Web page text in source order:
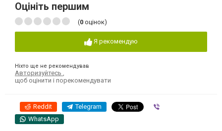
Оцініть першим
(0 оцінок)
Я рекомендую
Ніхто ще не рекомендував
Авторизуйтесь
щоб оцінити і порекомендувати
Reddit Telegram
WhatsApp